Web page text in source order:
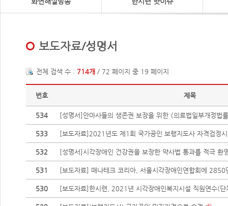
보도자료/성명서
전체 검색 수 : 714개 / 72 페이지 중 19 페이지
번호 제목
534 [성명서]안마사들의 생존권 보장을 위한 《의료법일부개정법
533 [보도자료]2021년도 제1회 국가공인 보행지도사 자격검정
532 [성명서]시각장애인 건강권을 보장한 약사법 통과를 적극 환
531 [보도자료] 매나테크 코리아, 서울시각장애인연합회에 2850
530 [보도자료]한시련, 2021년 시각장애인복지시설 직원연수(단